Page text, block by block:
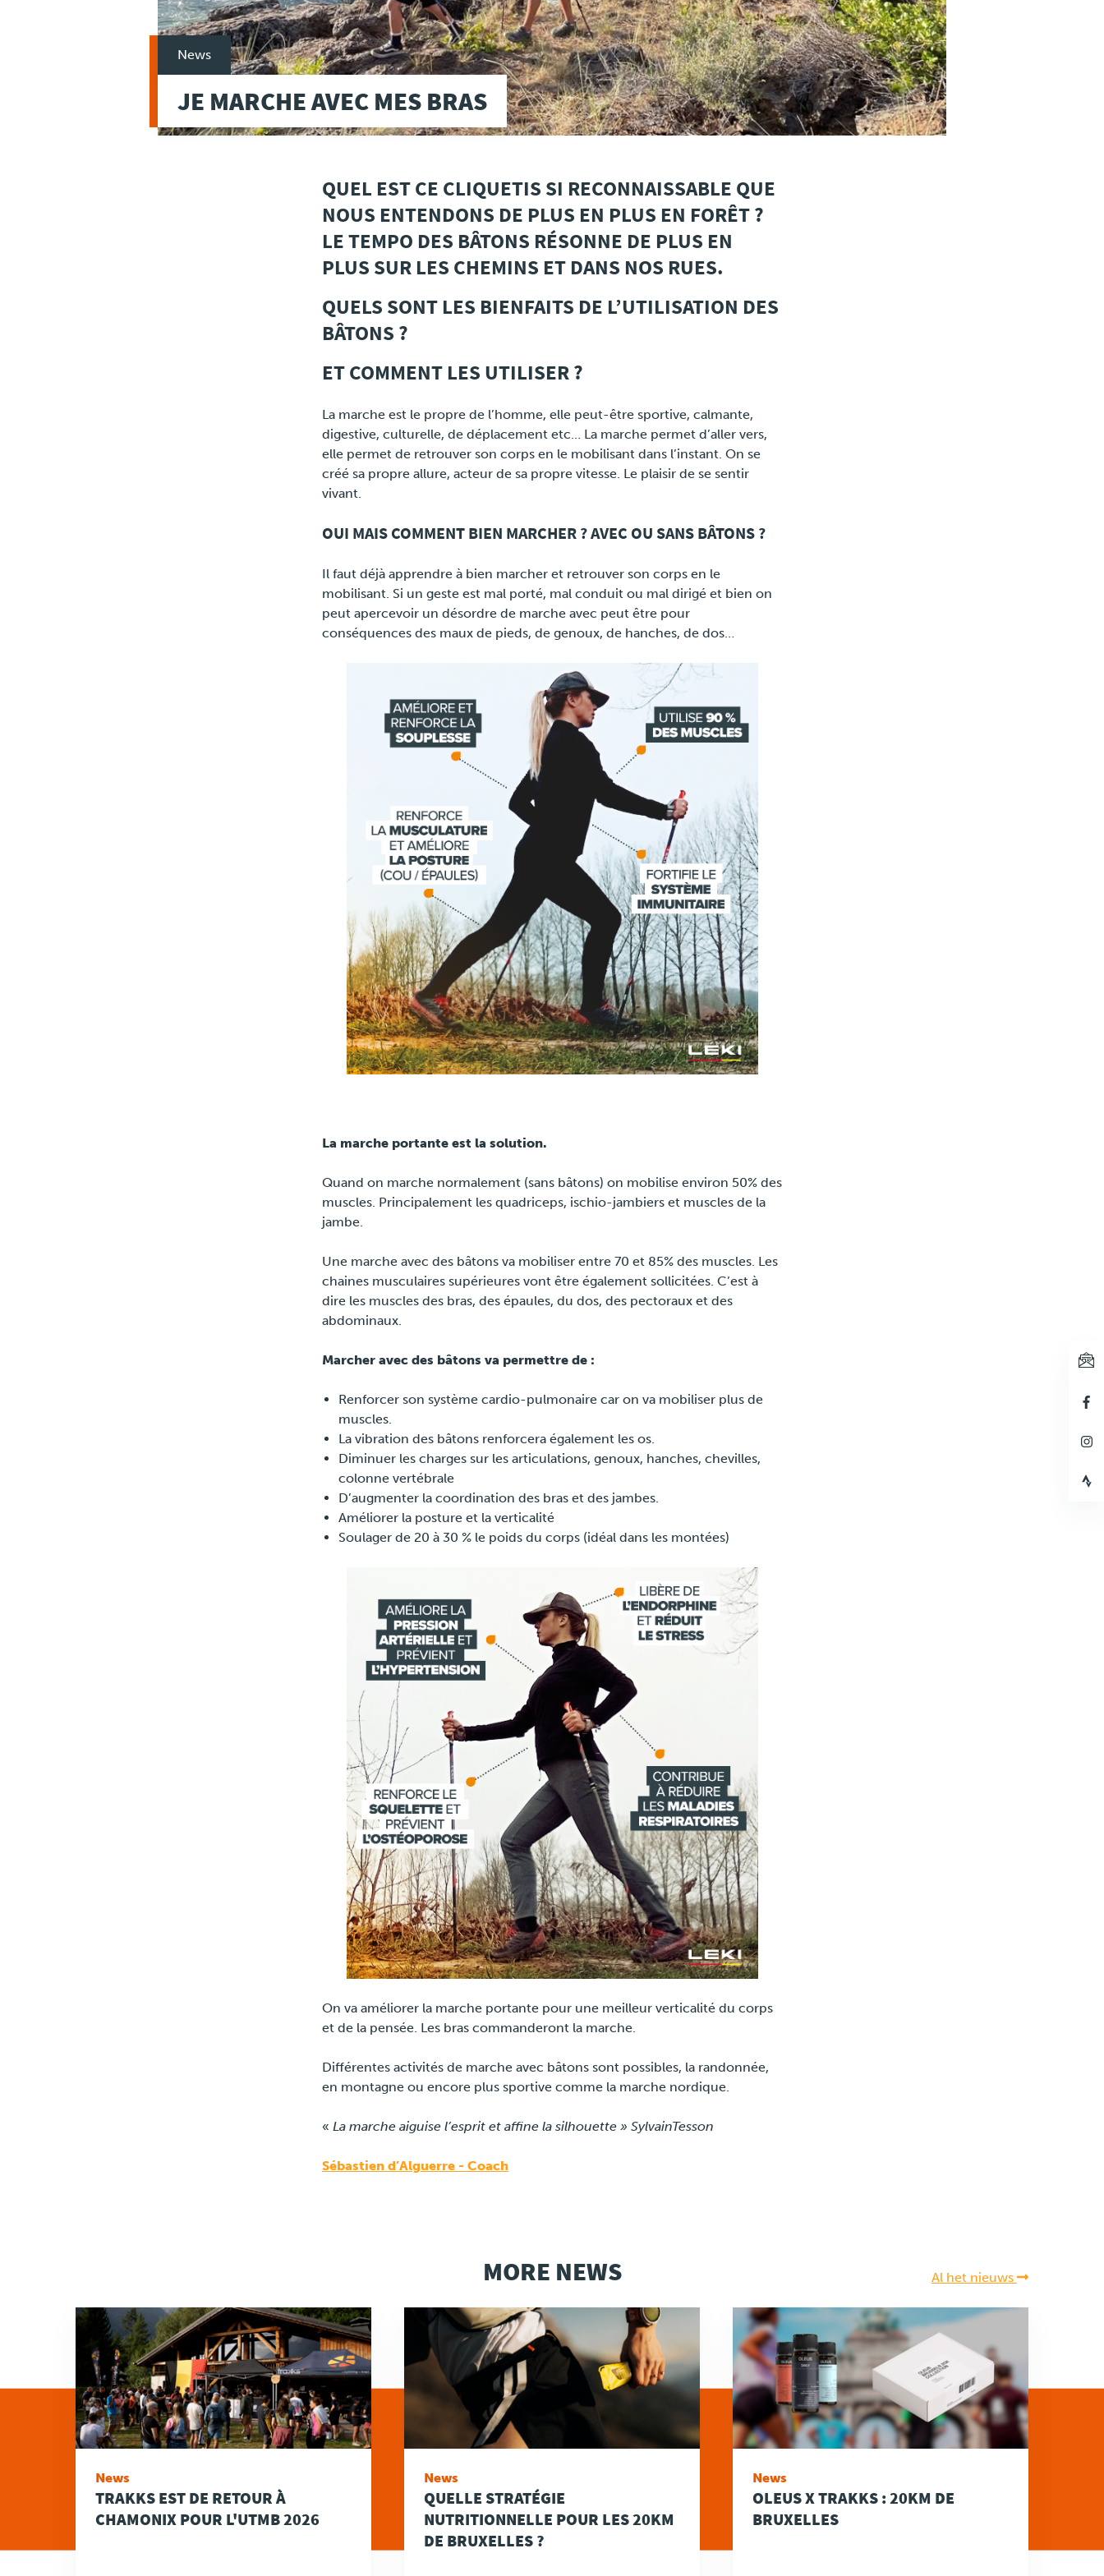
News
JE MARCHE AVEC MES BRAS
QUEL EST CE CLIQUETIS SI RECONNAISSABLE QUE
NOUS ENTENDONS DE PLUS EN PLUS EN FORÊT ?
LE TEMPO DES BÂTONS RÉSONNE DE PLUS EN
PLUS SUR LES CHEMINS ET DANS NOS RUES.
QUELS SONT LES BIENFAITS DE L’UTILISATION DES
BÂTONS ?
ET COMMENT LES UTILISER ?
La marche est le propre de l’homme, elle peut-être sportive, calmante,
digestive, culturelle, de déplacement etc… La marche permet d’aller vers,
elle permet de retrouver son corps en le mobilisant dans l’instant. On se
créé sa propre allure, acteur de sa propre vitesse. Le plaisir de se sentir
vivant.
OUI MAIS COMMENT BIEN MARCHER ? AVEC OU SANS BÂTONS ?
Il faut déjà apprendre à bien marcher et retrouver son corps en le
mobilisant. Si un geste est mal porté, mal conduit ou mal dirigé et bien on
peut apercevoir un désordre de marche avec peut être pour
conséquences des maux de pieds, de genoux, de hanches, de dos…
La marche portante est la solution.
Quand on marche normalement (sans bâtons) on mobilise environ 50% des
muscles. Principalement les quadriceps, ischio-jambiers et muscles de la
jambe.
Une marche avec des bâtons va mobiliser entre 70 et 85% des muscles. Les
chaines musculaires supérieures vont être également sollicitées. C’est à
dire les muscles des bras, des épaules, du dos, des pectoraux et des
abdominaux.
Marcher avec des bâtons va permettre de :
Renforcer son système cardio-pulmonaire car on va mobiliser plus de
muscles.
La vibration des bâtons renforcera également les os.
Diminuer les charges sur les articulations, genoux, hanches, chevilles,
colonne vertébrale
D’augmenter la coordination des bras et des jambes.
Améliorer la posture et la verticalité
Soulager de 20 à 30 % le poids du corps (idéal dans les montées)
On va améliorer la marche portante pour une meilleur verticalité du corps
et de la pensée. Les bras commanderont la marche.
Différentes activités de marche avec bâtons sont possibles, la randonnée,
en montagne ou encore plus sportive comme la marche nordique.
« La marche aiguise l’esprit et affine la silhouette » SylvainTesson
Sébastien d’Alguerre - Coach
MORE NEWS Al het nieuws
News
TRAKKS EST DE RETOUR À
CHAMONIX POUR L'UTMB 2026
News
QUELLE STRATÉGIE
NUTRITIONNELLE POUR LES 20KM
DE BRUXELLES ?
News
OLEUS X TRAKKS : 20KM DE
BRUXELLES